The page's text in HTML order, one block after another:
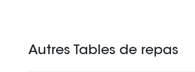
Autres Tables de repas